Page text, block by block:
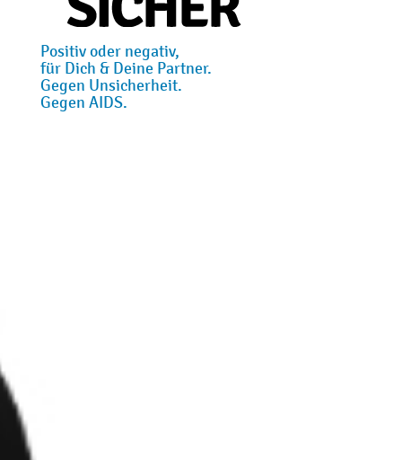
Positiv oder negativ,
für Dich & Deine Partner.
Gegen Unsicherheit.
Gegen AIDS.